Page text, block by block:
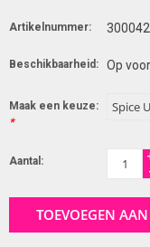
Artikelnummer:
Beschikbaarheid: Op
Maak een keuze:
*
Aantal:
TOEVOEGEN